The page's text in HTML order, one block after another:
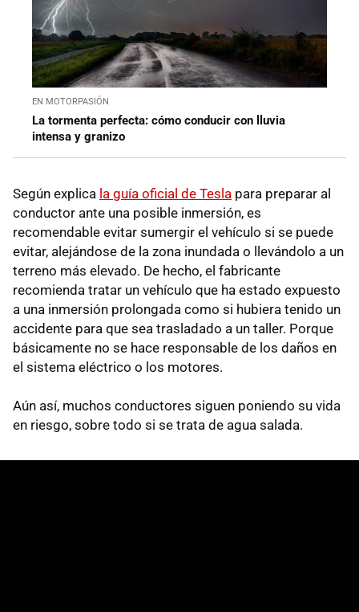
EN MOTORPASIÓN
La tormenta perfecta: cómo conducir con lluvia
intensa y granizo
Según explica la guía oficial de Tesla para preparar al
conductor ante una posible inmersión, es
recomendable evitar sumergir el vehículo si se puede
evitar, alejándose de la zona inundada o llevándolo a un
terreno más elevado. De hecho, el fabricante
recomienda tratar un vehículo que ha estado expuesto
a una inmersión prolongada como si hubiera tenido un
accidente para que sea trasladado a un taller. Porque
básicamente no se hace responsable de los daños en
el sistema eléctrico o los motores.
Aún así, muchos conductores siguen poniendo su vida
en riesgo, sobre todo si se trata de agua salada.